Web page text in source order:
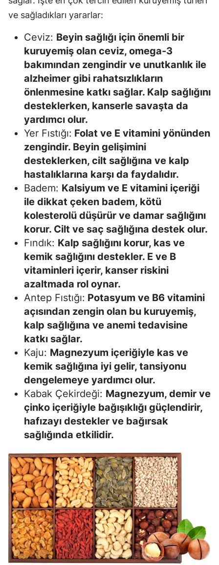
ve sağladıkları yararlar:
Ceviz: Beyin sağlığı için önemli bir
kuruyemiş olan ceviz, omega-3
bakımından zengindir ve unutkanlık ile
alzheimer gibi rahatsızlıkların
önlenmesine katkı sağlar. Kalp sağlığını
desteklerken, kanserle savaşta da
yardımcı olur.
Yer Fıstığı: Folat ve E vitamini yönünden
zengindir. Beyin gelişimini
desteklerken, cilt sağlığına ve kalp
hastalıklarına karşı da faydalıdır.
Badem: Kalsiyum ve E vitamini içeriği
ile dikkat çeken badem, kötü
kolesterolü düşürür ve damar sağlığını
korur. Cilt ve saç sağlığına destek olur.
Fındık: Kalp sağlığını korur, kas ve
kemik sağlığını destekler. E ve B
vitaminleri içerir, kanser riskini
azaltmada rol oynar.
Antep Fıstığı: Potasyum ve B6 vitamini
açısından zengin olan bu kuruyemiş,
kalp sağlığına ve anemi tedavisine
katkı sağlar.
Kaju: Magnezyum içeriğiyle kas ve
kemik sağlığına iyi gelir, tansiyonu
dengelemeye yardımcı olur.
Kabak Çekirdeği: Magnezyum, demir ve
çinko içeriğiyle bağışıklığı güçlendirir,
hafızayı destekler ve bağırsak
sağlığında etkilidir.